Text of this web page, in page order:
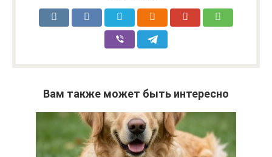
Вам также может быть интересно